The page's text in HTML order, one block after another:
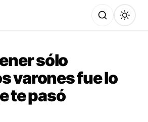
sólo
varones fue lo
te pasó